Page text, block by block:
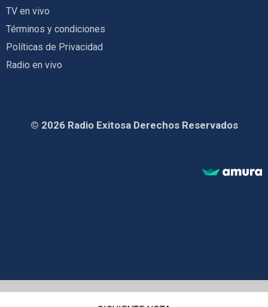
TV en vivo
Términos y condiciones
Políticas de Privacidad
Radio en vivo
© 2026 Radio Exitosa Derechos Reservados